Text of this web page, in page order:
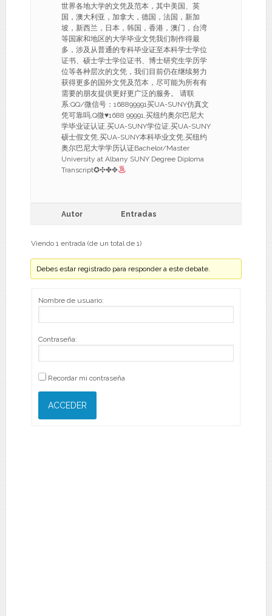
世界各地大学的文凭及范本，其中美国、英
国，澳大利亚，加拿大，德国，法国，新加
坡，新西兰，日本，韩国，香港，澳门，台湾
等国家和地区的大学毕业文凭我们制作得最
多，涉及从普通的专科毕业证至本科学士学位
证书、硕士学士学位证书、博士研究生学历学
位等各种层次的文凭，我们目前仍在继续努力
获得更多的国外文凭及范本，尽可能为所有有
需要的朋友提供更好更广泛的服务。 请联
系:QQ/微信号：168899991买UA-SUNY仿真文
凭可靠吗,Q微♥1688 99991,买纽约奥尔巴尼大
学毕业证认证,买UA-SUNY学位证,买UA-SUNY
硕士假文凭,买UA-SUNY本科毕业文凭,买纽约
奥尔巴尼大学学历认证Bachelor/Master
University at Albany SUNY Degree Diploma
Transcript✪✣✤✥
Autor Entradas
Viendo 1 entrada (de un total de 1)
Debes estar registrado para responder a este debate.
Nombre de usuario:
Contraseña:
Recordar mi contraseña
ACCEDER